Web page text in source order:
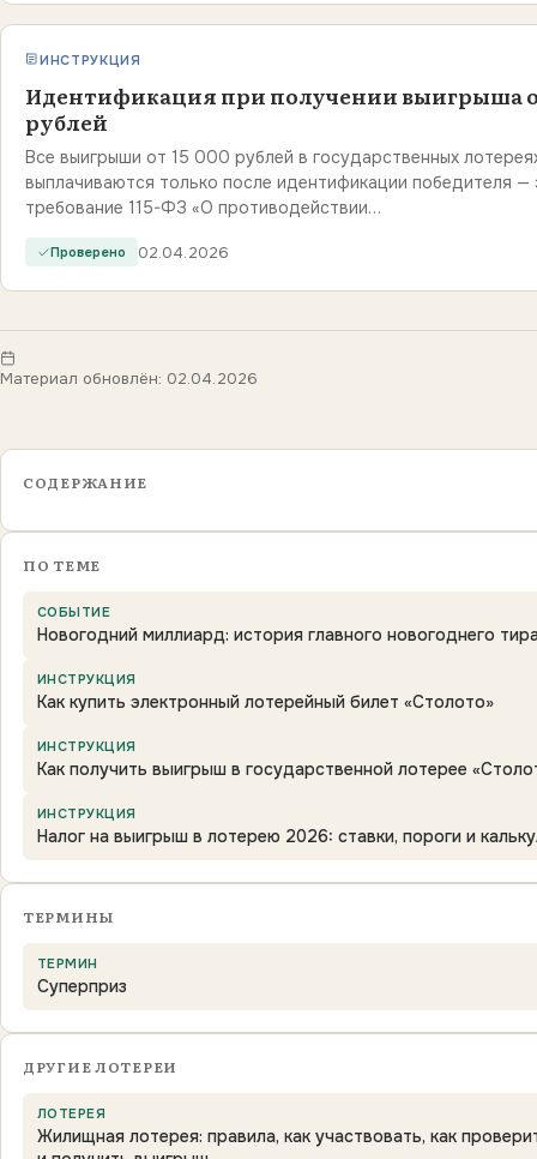
ИНСТРУКЦИЯ
Идентификация при получении выигрыша
рублей
Все выигрыши от 15 000 рублей в государственных
выплачиваются только после идентификации победителя —
требование 115-ФЗ «О противодействии…
Проверено 02.04.2026
Материал обновлён: 02.04.2026
СОДЕРЖАНИЕ
ПО ТЕМЕ
СОБЫТИЕ
Новогодний миллиард: история главного новогоднего
ИНСТРУКЦИЯ
Как купить электронный лотерейный билет «Столото»
ИНСТРУКЦИЯ
Как получить выигрыш в государственной лотерее
ИНСТРУКЦИЯ
Налог на выигрыш в лотерею 2026: ставки, пороги и
ТЕРМИНЫ
ТЕРМИН
Суперприз
ДРУГИЕ ЛОТЕРЕИ
ЛОТЕРЕЯ
Жилищная лотерея: правила, как участвовать, как